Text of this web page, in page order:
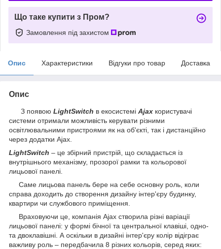
Що таке купити з Пром?
Замовлення під захистом
Опис Характеристики Відгуки про товар Доставка
Опис
З появою LightSwitch в екосистемі Ajax користувачі
системи отримали можливість керувати різними
освітлювальними пристроями як на об'єкті, так і дистанційно
через додатки Ajax.
LightSwitch – це збірний пристрій, що складається із
внутрішнього механізму, прозорої рамки та кольорової
лицьової панелі.
Саме лицьова панель бере на себе основну роль, коли
справа доходить до створення дизайну інтер'єру будинку,
квартири чи службового приміщення.
Враховуючи це, компанія Ajax створила різні варіації
лицьової панелі: у формі бічної та центральної клавіші, одно-
та двоклавішні. А оскільки в дизайні інтер'єру колір відіграє
важливу роль – передбачила 8 різних кольорів, серед яких: